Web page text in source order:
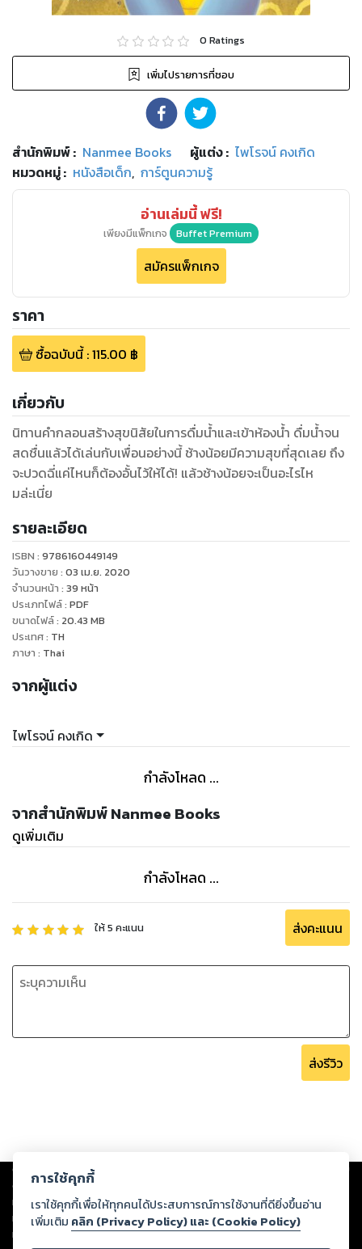
0 Ratings
เพิ่มไปรายการที่ชอบ
สำนักพิมพ์: Nanmee Books ผู้แต่ง : ไพโรจน์ คงเกิด
หมวดหมู่: หนังสือเด็ก, การ์ตูนความรู้
อ่านเล่มนี้ ฟรี!
เพียงมีแพ็กเกจ Buffet Premium
สมัครแพ็กเกจ
ราคา
ซื้อฉบับนี้:115.00 ฿
เกี่ยวกับ
นิทานคำกลอนสร้างสุขนิสัยในการดื่มน้ำและเข้าห้องน้ำ ดื่มน้ำจน
สดชื่นแล้วได้เล่นกับเพื่อนอย่างนี้ ช้างน้อยมีความสุขที่สุดเลย ถึง
จะปวดฉี่แค่ไหนก็ต้องอั้นไว้ให้ได้! แล้วช้างน้อยจะเป็นอะไรไห
มล่ะเนี่ย
รายละเอียด
ISBN : 9786160449149
วันวางขาย : 03 เม.ย. 2020
จำนวนหน้า : 39 หน้า
ประเภทไฟล์: PDF
ขนาดไฟล์: 20.43 MB
ประเทศ: TH
ภาษา : Thai
จากผู้แต่ง
ไพโรจน์ คงเกิด
กำลังโหลด ...
จากสำนักพิมพ์ Nanmee Books
ดูเพิ่มเติม
กำลังโหลด ...
ให้5 คะแนน ส่งคะแนน
ส่งรีวิว
Copyright © 2026
ต่อผลงานหรือเนื้อหาใดที่อัปโหลดผ่านเว็บไซต์และปรากฏว่าละเมิดสิทธิใน
ทรัพย์สินทางปัญญาของบุคคลอื่นหรือขัดต่อกฎหมายและศีลธรรม ดังนั้น ผู้อ่าน
ทุกท่านโปรดใช้วิจารณญาณในการกลั่นกรองด้วยตนเอง และหากท่านพบว่าส่วน
หนึ่งส่วนใดขัดต่อกฎหมายและศีลธรรม กรุณาแจ้งมายังบริษัท เพื่อทีมงานจะได้
การใช้คุกกี้
เราใช้คุกกี้เพื่อให้ทุกคนได้ประสบการณ์การใช้งานที่ดียิ่งขึ้นอ่าน
เพิ่มเติม คลิก (Privacy Policy) และ (Cookie Policy)